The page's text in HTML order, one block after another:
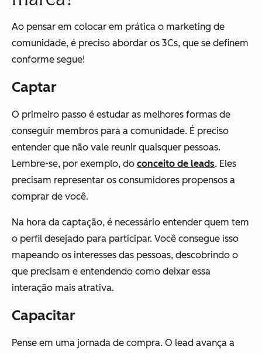
Ao pensar em colocar em prática o marketing de
comunidade, é preciso abordar os 3Cs, que se definem
conforme segue!
Captar
O primeiro passo é estudar as melhores formas de
conseguir membros para a comunidade. É preciso
entender que não vale reunir quaisquer pessoas.
Lembre-se, por exemplo, do conceito de leads. Eles
precisam representar os consumidores propensos a
comprar de você.
Na hora da captação, é necessário entender quem tem
o perfil desejado para participar. Você consegue isso
mapeando os interesses das pessoas, descobrindo o
que precisam e entendendo como deixar essa
interação mais atrativa.
Capacitar
Pense em uma jornada de compra. O lead avança a